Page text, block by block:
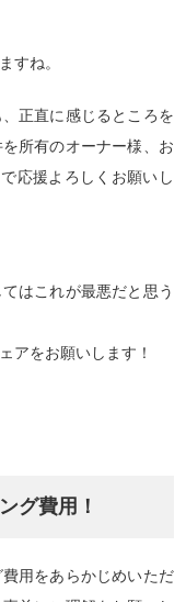
すね。
正直に感じるところを
所有のオーナー様、お
応援よろしくお願いし
はこれが最悪だと思う
アをお願いします！
グ費用！
用をあらかじめいただ